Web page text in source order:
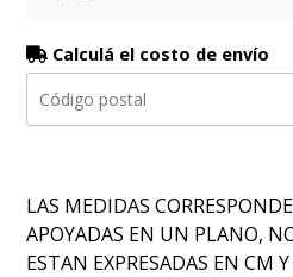
Calculá el costo de envío
LAS MEDIDAS
APOYADAS EN UN PLANO,
ESTAN EXPRESADAS EN CM